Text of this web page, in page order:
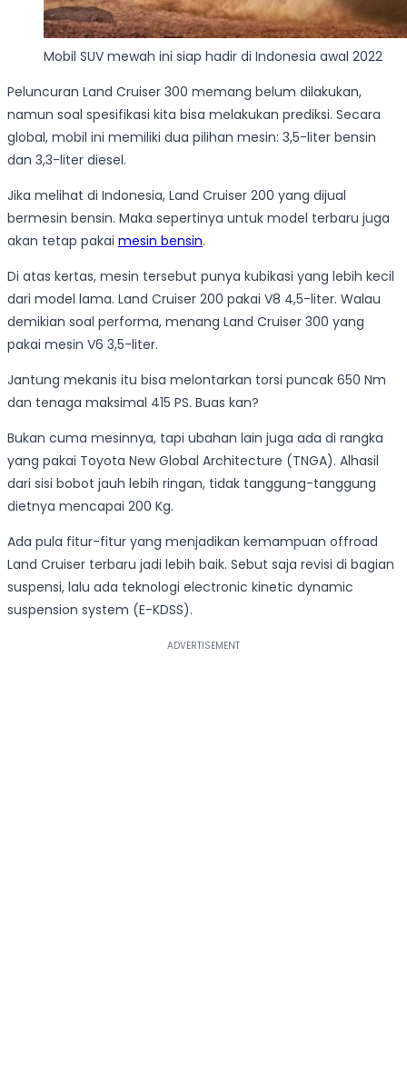
Mobil SUV mewah ini siap hadir di Indonesia awal 2022
Peluncuran Land Cruiser 300 memang belum dilakukan,
namun soal spesifikasi kita bisa melakukan prediksi. Secara
global, mobil ini memiliki dua pilihan mesin: 3,5-liter bensin
dan 3,3-liter diesel.
Jika melihat di Indonesia, Land Cruiser 200 yang dijual
bermesin bensin. Maka sepertinya untuk model terbaru juga
akan tetap pakai mesin bensin.
Di atas kertas, mesin tersebut punya kubikasi yang lebih kecil
dari model lama. Land Cruiser 200 pakai V8 4,5-liter. Walau
demikian soal performa, menang Land Cruiser 300 yang
pakai mesin V6 3,5-liter.
Jantung mekanis itu bisa melontarkan torsi puncak 650 Nm
dan tenaga maksimal 415 PS. Buas kan?
Bukan cuma mesinnya, tapi ubahan lain juga ada di rangka
yang pakai Toyota New Global Architecture (TNGA). Alhasil
dari sisi bobot jauh lebih ringan, tidak tanggung-tanggung
dietnya mencapai 200 Kg.
Ada pula fitur-fitur yang menjadikan kemampuan offroad
Land Cruiser terbaru jadi lebih baik. Sebut saja revisi di bagian
suspensi, lalu ada teknologi electronic kinetic dynamic
suspension system (E-KDSS).